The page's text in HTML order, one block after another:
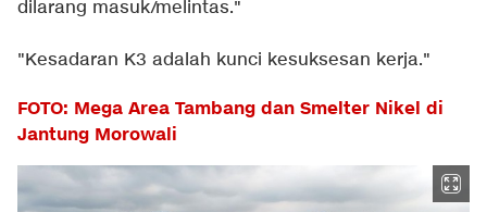
dilarang masuk/melintas."
"Kesadaran K3 adalah kunci kesuksesan kerja."
FOTO: Mega Area Tambang dan Smelter Nikel di
Jantung Morowali